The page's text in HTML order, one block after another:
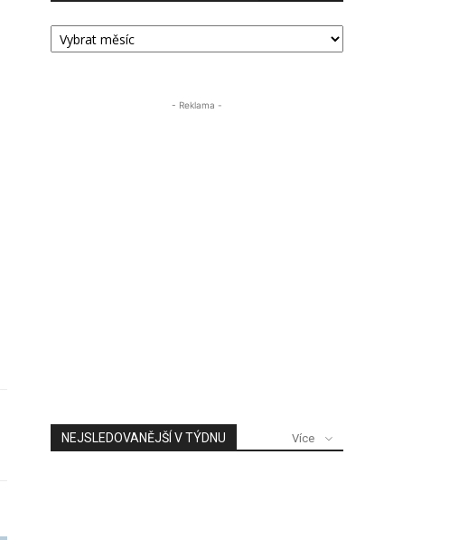
ARCHIV
PŘÍSPĚVKŮ
- Reklama -
NEJSLEDOVANĚJŠÍ V TÝDNU Více